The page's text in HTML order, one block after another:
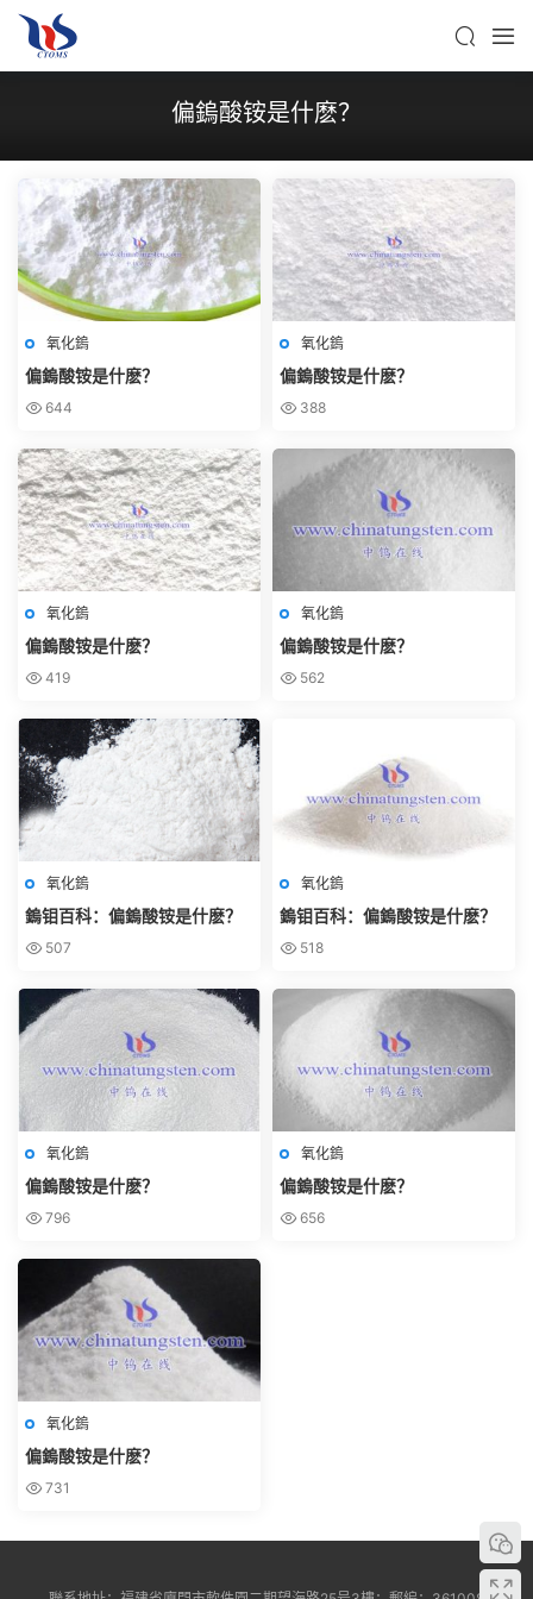
偏鎢酸铵是什麽？
氧化鎢
偏鎢酸铵是什麽？
644
氧化鎢
偏鎢酸铵是什麽？
388
氧化鎢
偏鎢酸铵是什麽？
419
氧化鎢
偏鎢酸铵是什麽？
562
氧化鎢
鎢钼百科：偏鎢酸铵是什麽？
507
氧化鎢
鎢钼百科：偏鎢酸铵是什麽？
518
氧化鎢
偏鎢酸铵是什麽？
796
氧化鎢
偏鎢酸铵是什麽？
656
氧化鎢
偏鎢酸铵是什麽？
731